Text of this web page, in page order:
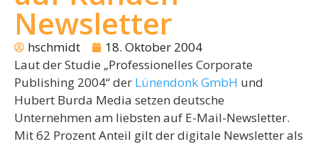
Newsletter
hschmidt
18. Oktober 2004
Laut der Studie „Professionelles Corporate
Publishing 2004“ der Lünendonk GmbH und
Hubert Burda Media setzen deutsche
Unternehmen am liebsten auf E-Mail-Newsletter.
Mit 62 Prozent Anteil gilt der digitale Newsletter als